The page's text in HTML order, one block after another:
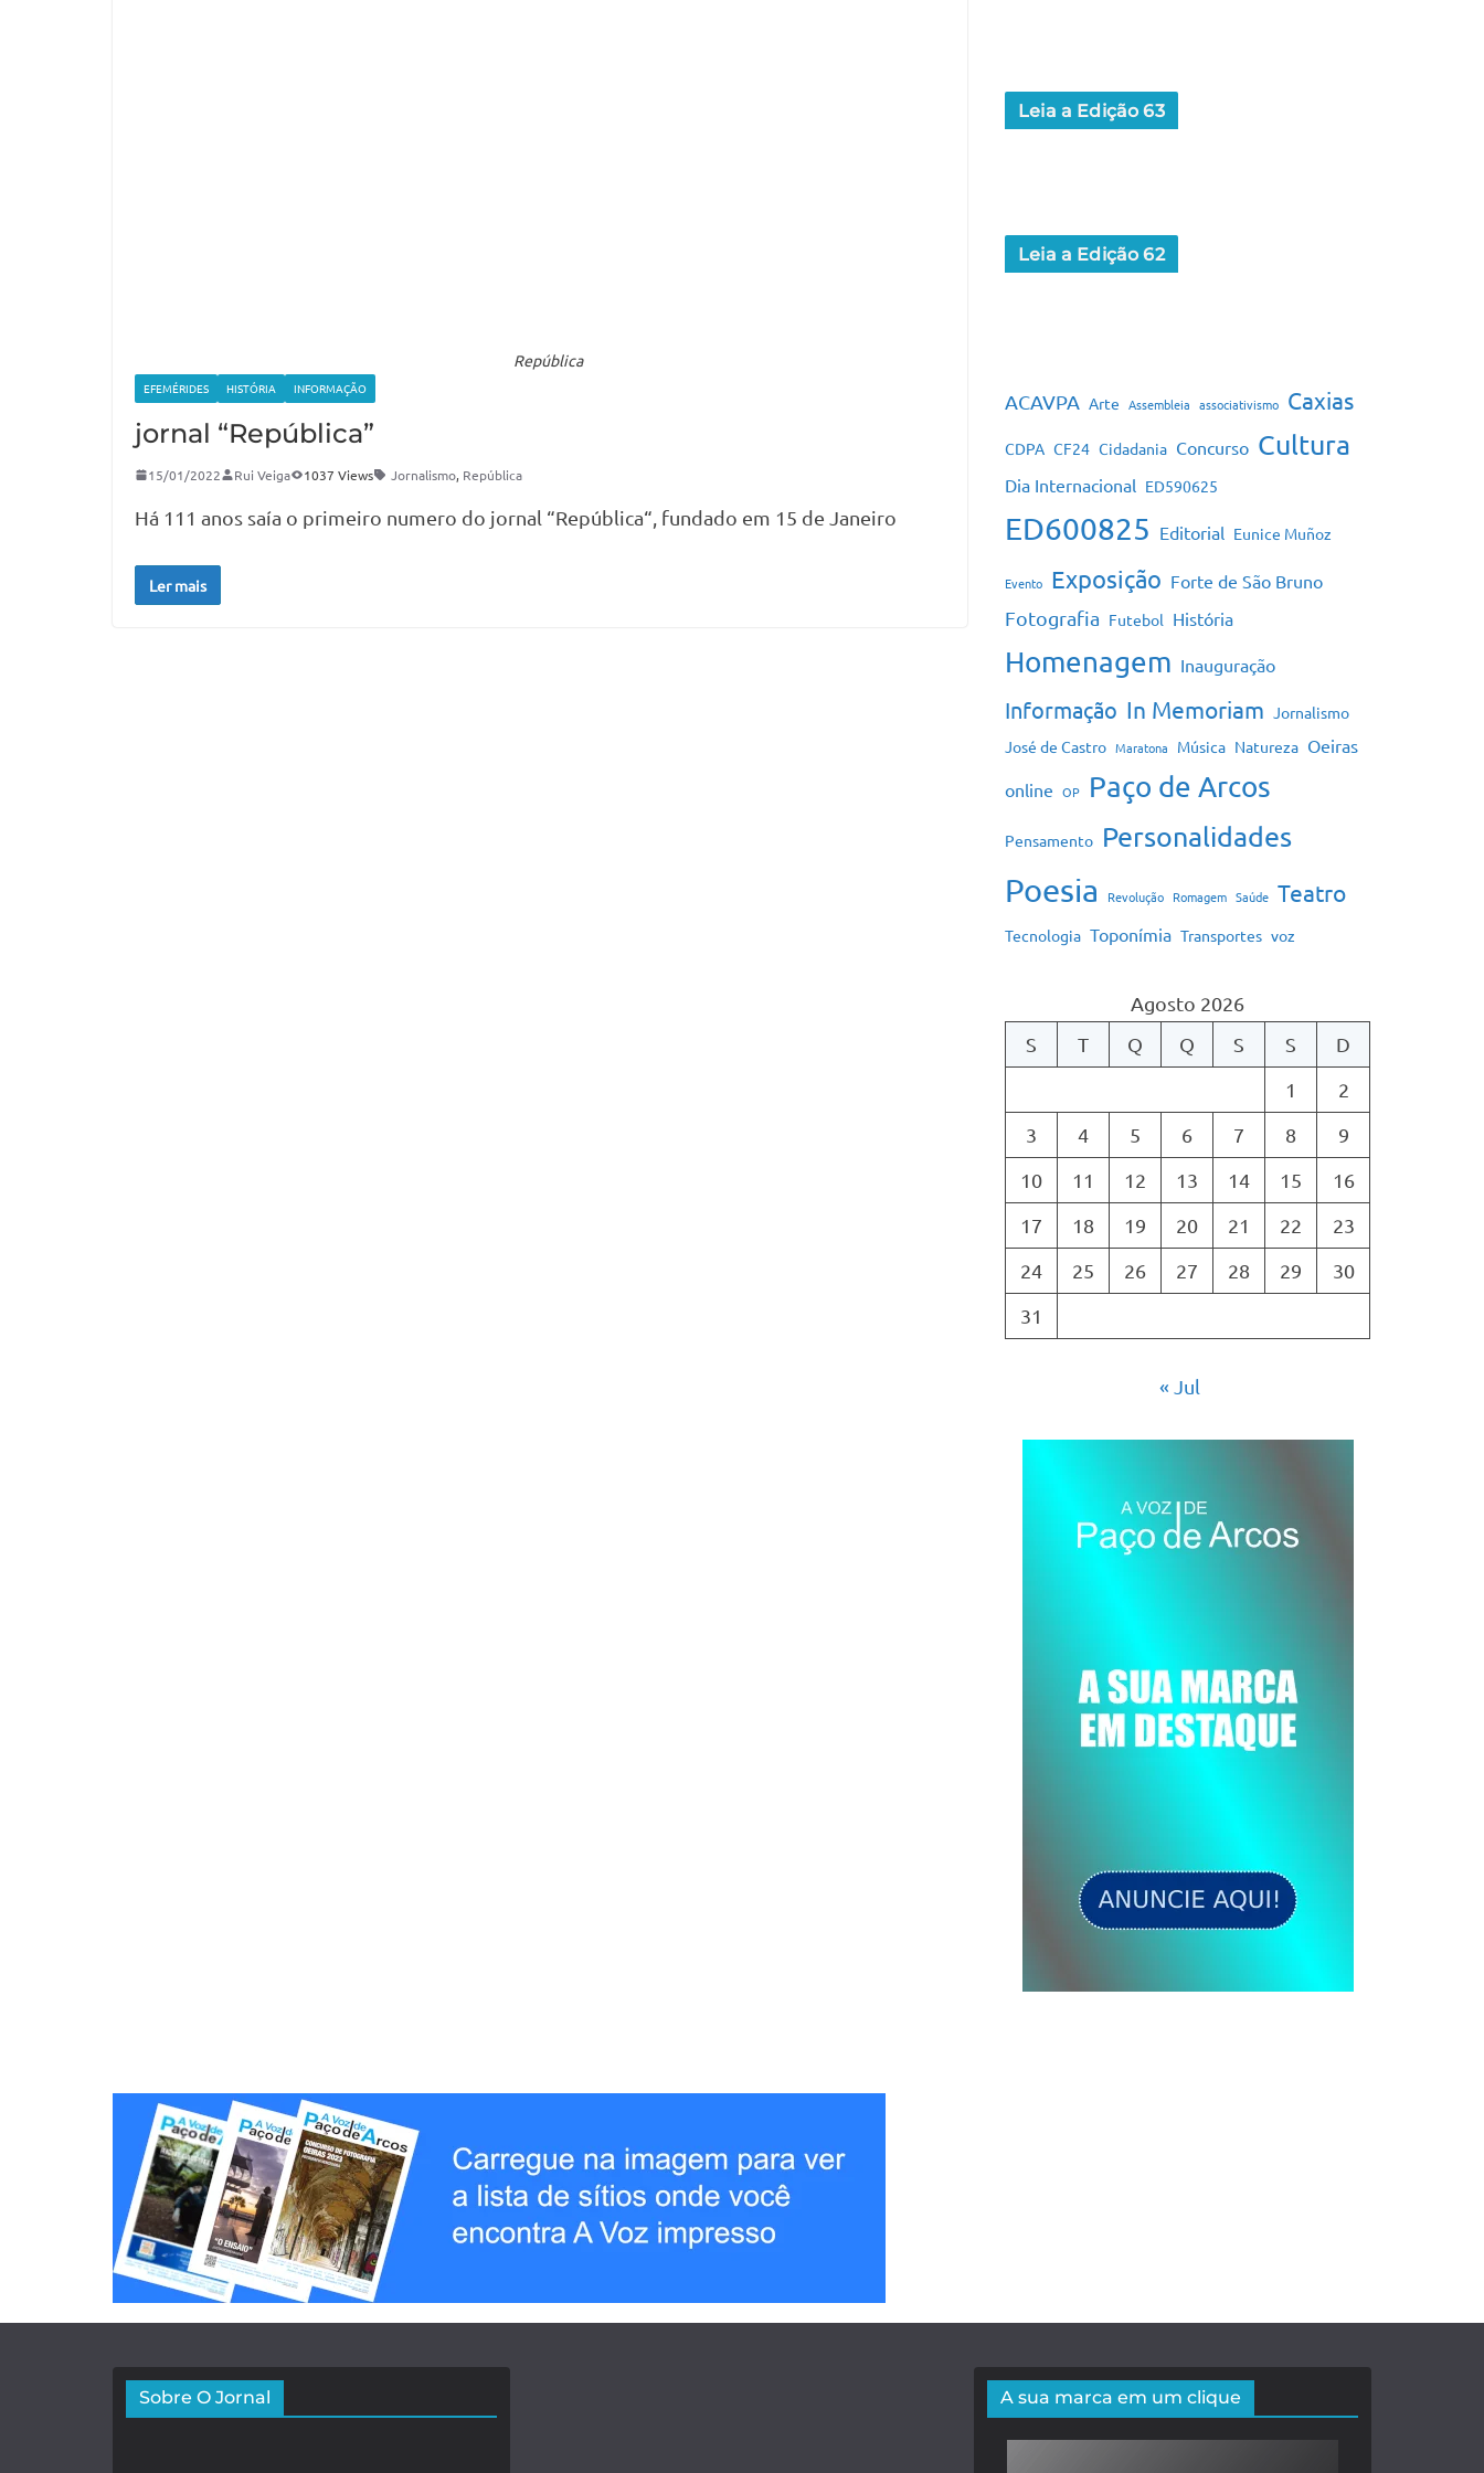
República
EFEMÉRIDES HISTÓRIA INFORMAÇÃO
jornal “República”
15/01/2022 Rui Veiga 1037 Views Jornalismo, República
Há 111 anos saía o primeiro numero do jornal “República“, fundado em 15 de Janeiro
Ler mais
Leia a Edição 63
Leia a Edição 62
ACAVPA Arte Assembleia associativismo Caxias
CDPA CF24 Cidadania Concurso Cultura
Dia Internacional ED590625
ED600825 Editorial Eunice Muñoz
Evento Exposição Forte de São Bruno
Fotografia Futebol História
Homenagem Inauguração
Informação In Memoriam
Jornalismo
José de Castro Maratona Música Natureza Oeiras
online OP Paço de Arcos
Pensamento Personalidades
Poesia Revolução Romagem Saúde Teatro
Tecnologia Toponímia Transportes voz
Agosto 2026
S
T Q Q S S
D
1
2
3
4 5 6 7 8
9
10
11 12 13 14 15
16
17
18 19 20 21 22
23
24
25 26 27 28 29
30
31
« Jul
Sobre O Jornal A sua marca em um clique